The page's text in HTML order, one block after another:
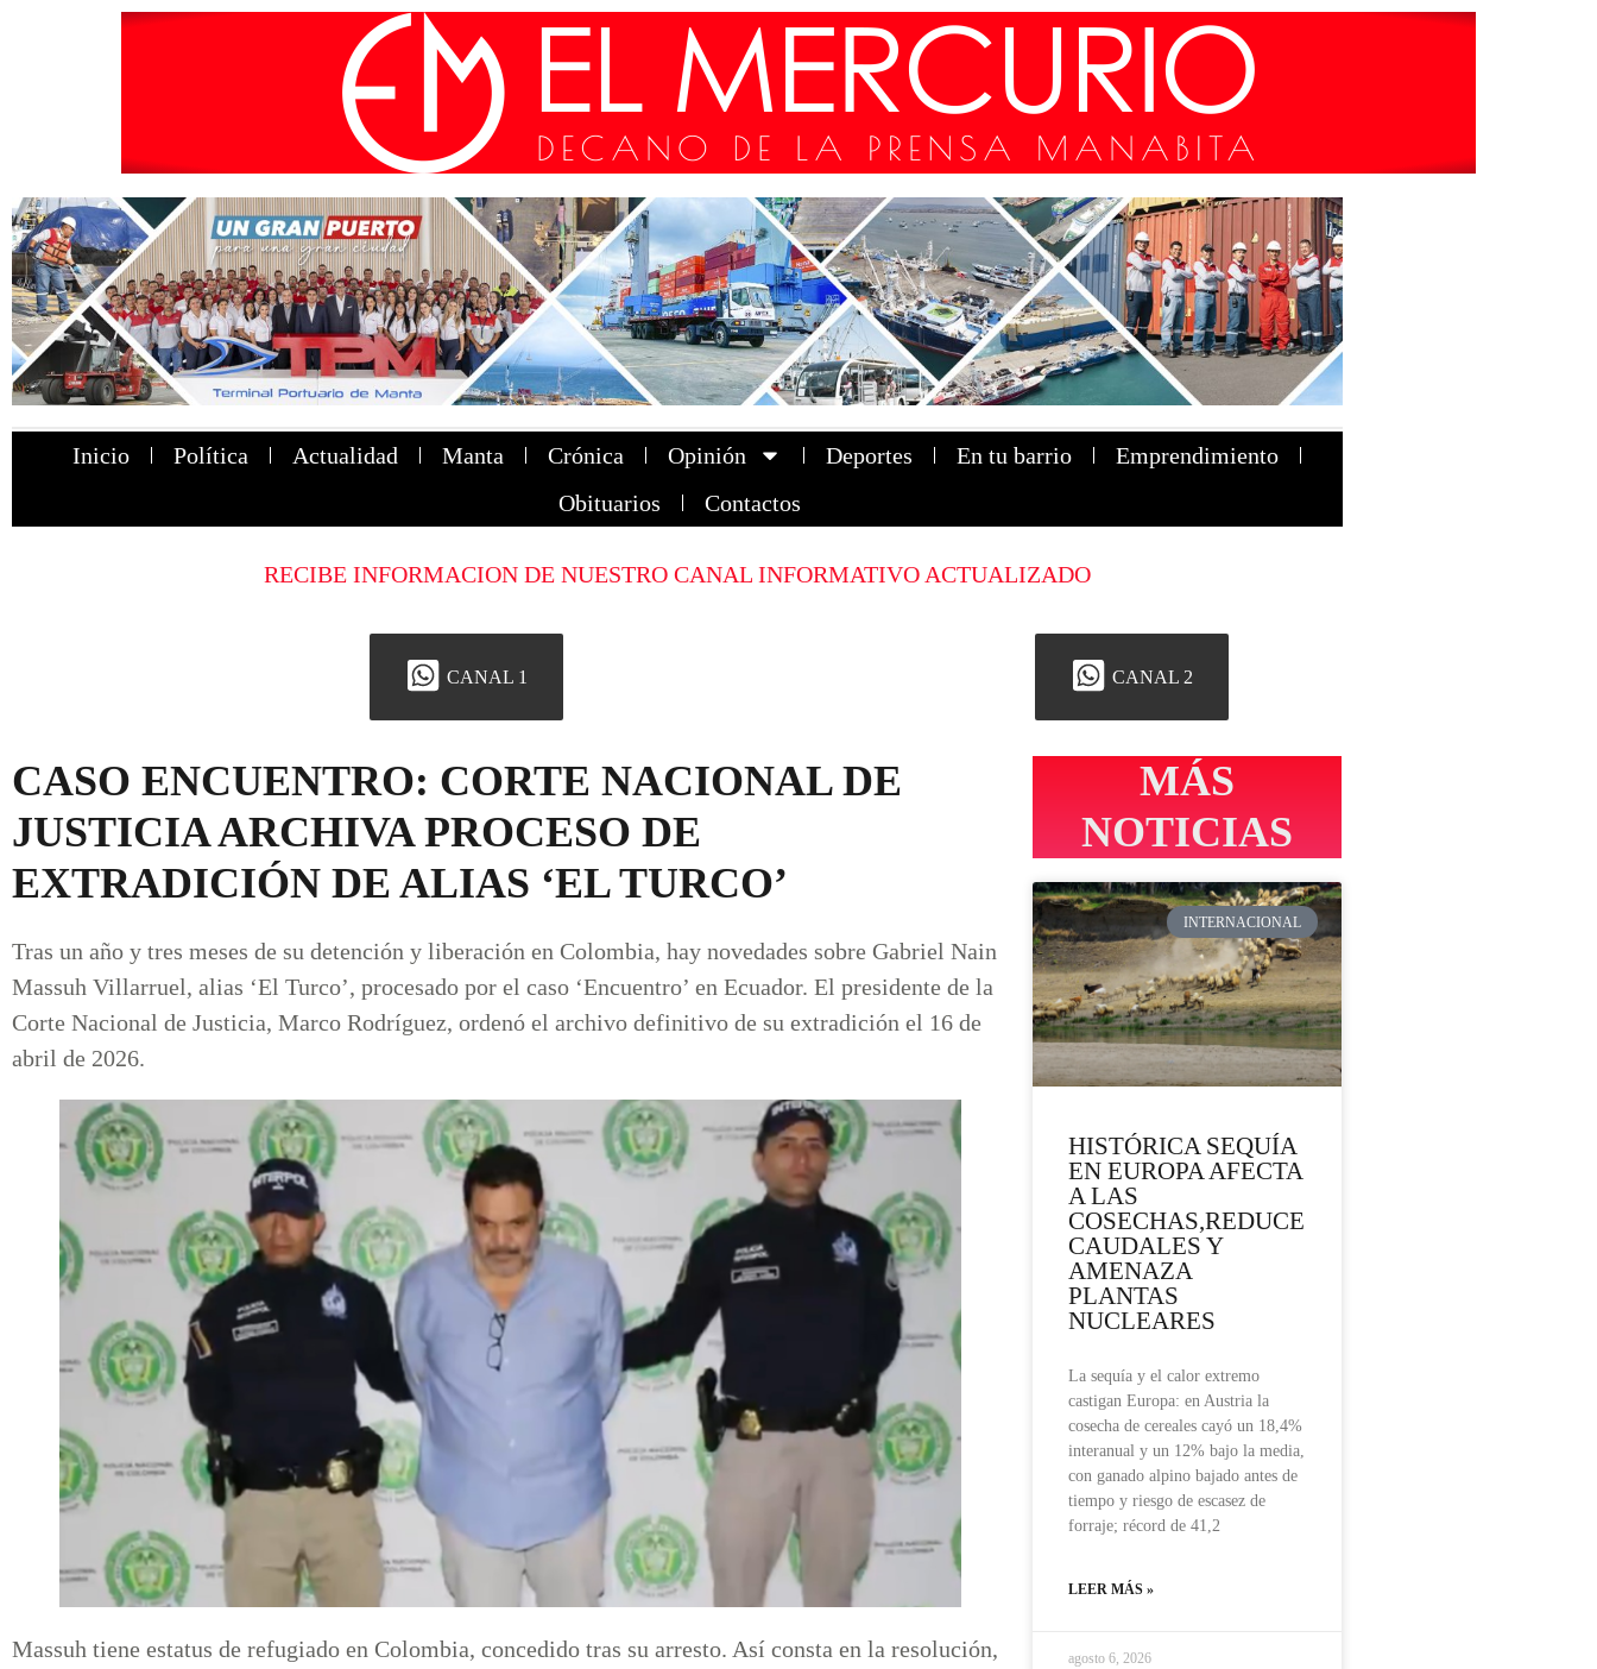
Inicio Política Actualidad Manta Crónica Opinión Deportes En tu barrio
Emprendimiento
Obituarios
Contactos
RECIBE INFORMACION DE NUESTRO CANAL INFORMATIVO ACTUALIZADO
CANAL 1 CANAL 2
CASO ENCUENTRO: CORTE NACIONAL DE
JUSTICIA ARCHIVA PROCESO DE
EXTRADICIÓN DE ALIAS ‘EL TURCO’
Tras un año y tres meses de su detención y liberación en Colombia, hay novedades sobre Gabriel Nain
Massuh Villarruel, alias ‘El Turco’, procesado por el caso ‘Encuentro’ en Ecuador. El presidente de la
Corte Nacional de Justicia, Marco Rodríguez, ordenó el archivo definitivo de su extradición el 16 de
abril de 2026.
Massuh tiene estatus de refugiado en Colombia, concedido tras su arresto. Así consta en la resolución,
MÁS
NOTICIAS
INTERNACIONAL
HISTÓRICA SEQUÍA
EN EUROPA AFECTA
A LAS
COSECHAS,REDUCE
CAUDALES Y
AMENAZA
PLANTAS
NUCLEARES
La sequía y el calor extremo
castigan Europa: en Austria la
cosecha de cereales cayó un 18,4%
interanual y un 12% bajo la media,
con ganado alpino bajado antes de
tiempo y riesgo de escasez de
forraje; récord de 41,2
LEER MÁS »
agosto 6, 2026